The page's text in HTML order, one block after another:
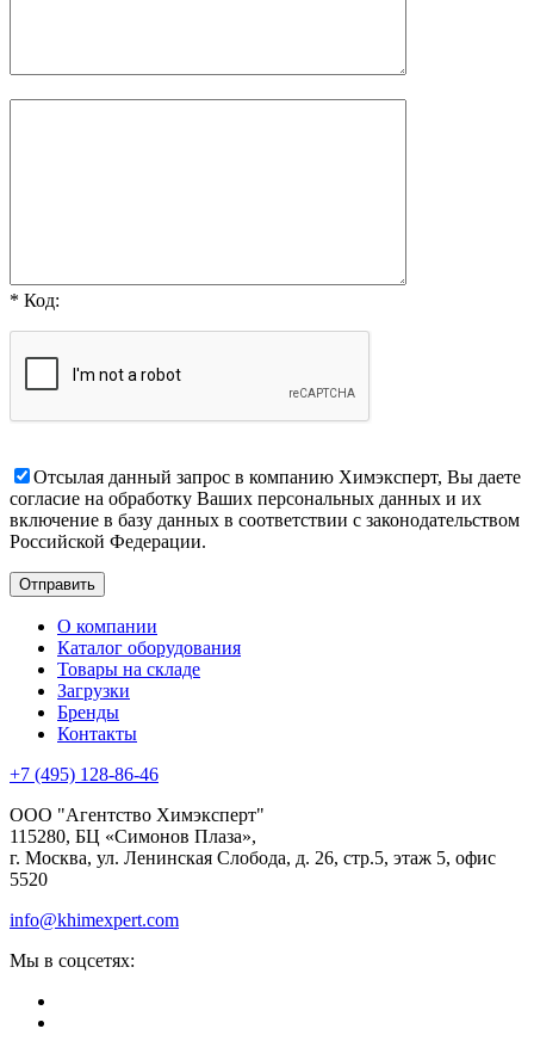
* Код:
Отсылая данный запрос в компанию Химэксперт, Вы даете
согласие на обработку Ваших персональных данных и их
включение в базу данных в соответствии с законодательством
Российской Федерации.
О компании
Каталог оборудования
Товары на складе
Загрузки
Бренды
Контакты
+7 (495) 128-86-46
ООО "Агентство Химэксперт"
115280, БЦ «Симонов Плаза»,
г. Москва, ул. Ленинская Слобода, д. 26, стр.5, этаж 5, офис
5520
info@khimexpert.com
Мы в соцсетях: